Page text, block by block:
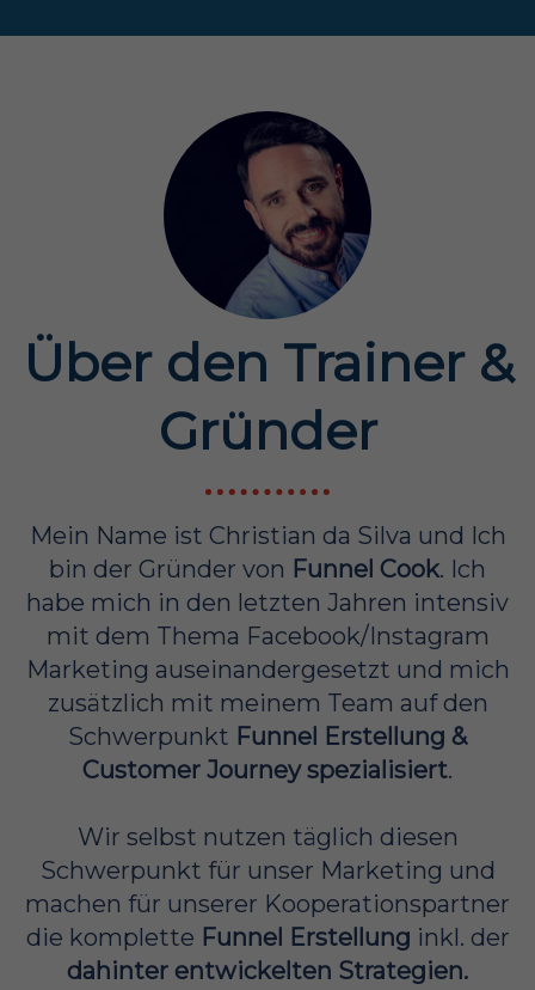
Über den Trainer &
Gründer
Mein Name ist Christian da Silva und Ich
bin der Gründer von Funnel Cook. Ich
habe mich in den letzten Jahren intensiv
mit dem Thema Facebook/Instagram
Marketing auseinandergesetzt und mich
zusätzlich mit meinem Team auf den
Schwerpunkt Funnel Erstellung &
Customer Journey spezialisiert.
Wir selbst nutzen täglich diesen
Schwerpunkt für unser Marketing und
machen für unserer Kooperationspartner
die komplette Funnel Erstellung inkl. der
dahinter entwickelten Strategien.